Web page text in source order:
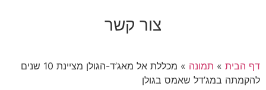
צור קשר
דף הבית » תמונה »
מכללת אל מאג’ד-הגולן מציינת 10 שנים
להקמתה במג’דל שאמס בגולן